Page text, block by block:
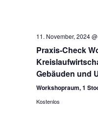
11. November, 2024
Praxis-Check
Gebäuden und
Workshopraum, 1
Kostenlos